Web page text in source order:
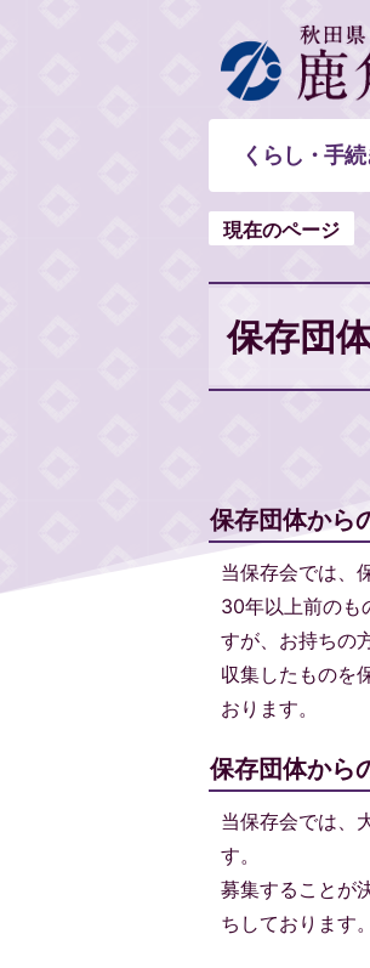
くらし・手続
現在のページ
保存団
保存団体から
当保存会では、
30年以上前のも
すが、お持ちの
収集したものを
おります。
保存団体から
当保存会では、
す。
募集することが
ちしております。